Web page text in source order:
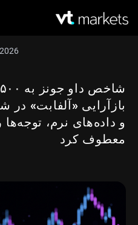
بازآرایی «آلفابت»
و داده‌های نرم،
معطوف کرد